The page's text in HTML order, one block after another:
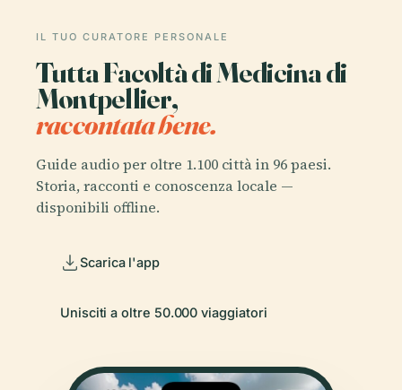
IL TUO CURATORE PERSONALE
Tutta Facoltà di Medicina di
Montpellier,
raccontata bene.
Guide audio per oltre 1.100 città in 96 paesi.
Storia, racconti e conoscenza locale —
disponibili offline.
Scarica l'app
Unisciti a oltre 50.000 viaggiatori